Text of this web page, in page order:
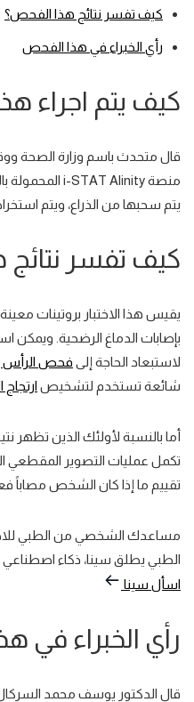
كيف تفسر نتائج هذا الفحص؟
رأي الخبراء في هذا الفحص
كيف يتم اجراء
قال متحدث باسم وزارة الصحة
منصة i-STAT Alinity المحمولة باليد. ويتطلب الاختبار
يتم سحبها من الذراع، ويتم
كيف تفسر
يقيس هذا الاختبار بروتينات
بإصابات الدماغ الرضحية. ويمكن
لاستبعاد الحاجة إلى فحص الرأس
شائعة تستخدم لتشخيص ارتجاج
أما بالنسبة لأولئك الذين تظهر
تكمل عمليات التصوير
تقييم ما إذا كان الشخص مصاباً
مساعدك الشخصي من الطبي
الطبي يطلق سينا، ذكاء
اسأل سينا
رأي الخبراء في
قال الدكتور يوسف محمد